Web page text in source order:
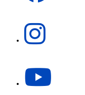
abre
nueva
pestaña